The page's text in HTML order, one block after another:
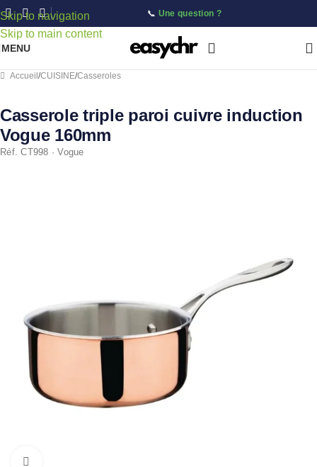
Skip to navigation
Skip to main content
📞 Une question ?
MENU
Accueil /CUISINE/Casseroles
Casserole triple paroi cuivre induction
Vogue 160mm
Réf. CT998 · Vogue